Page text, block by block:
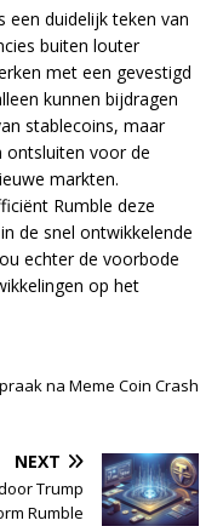
een duidelijk teken van
buiten louter
met een gevestigd
kunnen bijdragen
stablecoins, maar
ontsluiten voor de
markten.
Rumble deze
de snel ontwikkelende
echter de voorbode
op het
na Meme Coin Crash
NEXT
Trump
Rumble